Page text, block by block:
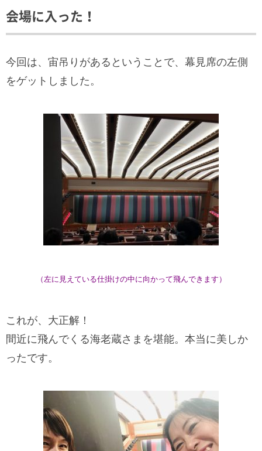
会場に入った！
今回は、宙吊りがあるということで、幕見席の左側
をゲットしました。
（左に見えている仕掛けの中に向かって飛んできます）
これが、大正解！
間近に飛んでくる海老蔵さまを堪能。本当に美しか
ったです。